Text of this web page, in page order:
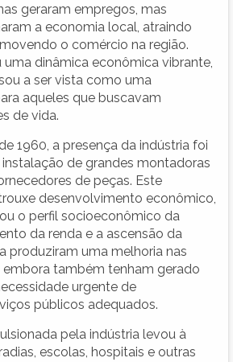
geraram empregos, mas
a economia local, atraindo
o comércio na região.
uma dinâmica econômica vibrante,
a ser vista como uma
aqueles que buscavam
de vida.
1960, a presença da indústria foi
de grandes montadoras
de peças. Este
desenvolvimento econômico,
o perfil socioeconômico da
da renda e a ascensão da
produziram uma melhoria nas
embora também tenham gerado
urgente de
públicos adequados.
pela indústria levou à
escolas, hospitais e outras